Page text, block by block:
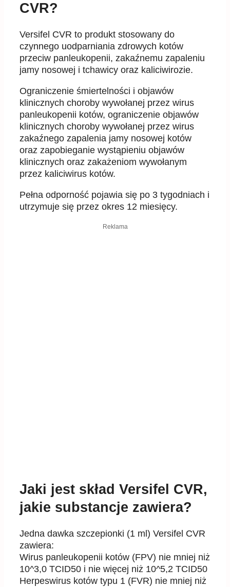
CVR?
Versifel CVR to produkt stosowany do
czynnego uodparniania zdrowych kotów
przeciw panleukopenii, zakaźnemu zapaleniu
jamy nosowej i tchawicy oraz kaliciwirozie.
Ograniczenie śmiertelności i objawów
klinicznych choroby wywołanej przez wirus
panleukopenii kotów, ograniczenie objawów
klinicznych choroby wywołanej przez wirus
zakaźnego zapalenia jamy nosowej kotów
oraz zapobieganie wystąpieniu objawów
klinicznych oraz zakażeniom wywołanym
przez kaliciwirus kotów.
Pełna odporność pojawia się po 3 tygodniach i
utrzymuje się przez okres 12 miesięcy.
Reklama
Jaki jest skład Versifel CVR,
jakie substancje zawiera?
Jedna dawka szczepionki (1 ml) Versifel CVR
zawiera:
Wirus panleukopenii kotów (FPV) nie mniej niż
10^3,0 TCID50 i nie więcej niż 10^5,2 TCID50
Herpeswirus kotów typu 1 (FVR) nie mniej niż